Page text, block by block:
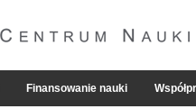
Finansowanie nauki